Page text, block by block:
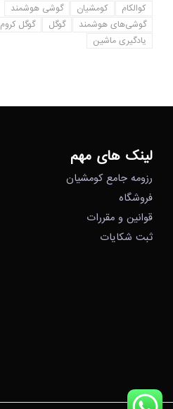
کوالکام
کومشیان
گوشی هوشمند
گوشی‌های هوشمند
گوگل
گوگل کروم
یادگیری ماشین
لینک های مهم
رزومه جامع کومشیان
فروشگاه
قوانین و مقررات
ثبت شکایات